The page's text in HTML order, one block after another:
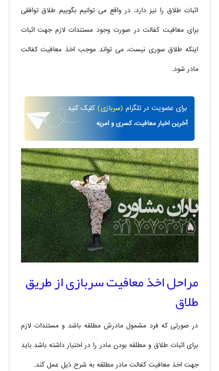
اثبات طلاق را نیز دارد. در واقع می توانیم بگوییم طلاق توافقی
برای معافیت کفالت در صورت وجود مستندات لازم جهت اثبات
اینکه طلاق سوری نیست، می تواند موجب اخذ معافیت کفالت
مادر شود.
برای عضویت در تلگرام (سربازی) کلیک کنید
آخرین اخبار معافیت، کسری و امریه
مراحل اخذ معافیت سربازی از طریق
طلاق
در صورتی که فرد مشمول مادرش مطلقه باشد و مستندات لازم
برای اثبات طلاق و مطلقه بودن مادر را در اختیار داشته باشد باید
جهت اخذ معافیت کفالت مادر مطلقه به شرح ذیل عمل کند.